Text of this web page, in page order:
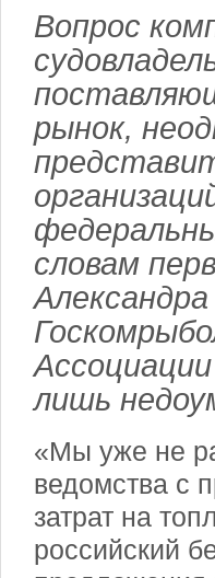
Вопрос
рынок,
словам
лишь
«Мы уже не
ведомства с
затрат на
российский